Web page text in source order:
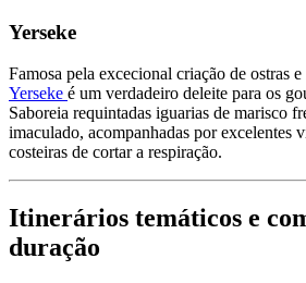
Yerseke
Famosa pela excecional criação de ostras
Yerseke é um verdadeiro deleite para os
Saboreia requintadas iguarias de marisco
imaculado, acompanhadas por excelentes
costeiras de cortar a respiração.
Itinerários temáticos e
duração